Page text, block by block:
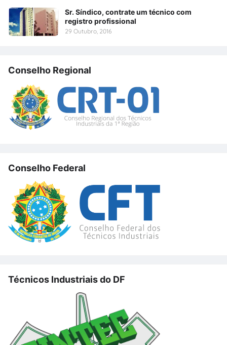
Sr. Síndico, contrate um técnico com
registro profissional
29 Outubro, 2016
Conselho Regional
Conselho Federal
Técnicos Industriais do DF